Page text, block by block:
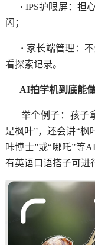
·IPS护眼屏：担
闪；
· 家长端管理：
看探索记录。
AI拍学机到底能做
举个例子：孩子
是枫叶”，还会讲“枫
咔博士”或“哪吒”等
有英语口语搭子可进